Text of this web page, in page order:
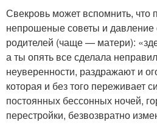
Свекровь может вспомнить, что
непрошеные советы и давление
родителей (чаще — матери):
а ты опять все сделала
неуверенности, раздражают и
которая и без того переживает
постоянных бессонных ночей,
перестройки, безвозвратно